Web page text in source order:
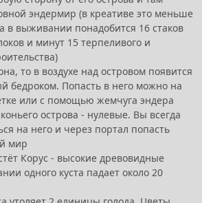
эндермир (в креативе это меньше
в выживании понадобится 16 стаков
и минут 15 терпеливого и
то в воздухе над островом появится
бедроком. Попасть в него можно на
или с помощью жемчуга эндера
острова - нулевые. Вы всегда
на него и через портал попасть
мир
Корус - высокие древовидные
одного куста падает около 20